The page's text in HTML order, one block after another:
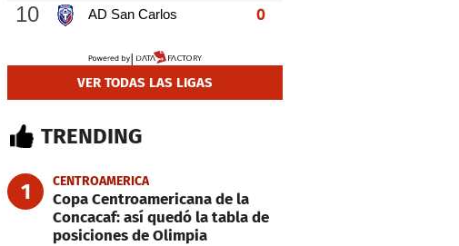
VER TODAS LAS LIGAS
TRENDING
1 CENTROAMERICA
Copa Centroamericana de la
Concacaf: así quedó la tabla de
posiciones de Olimpia